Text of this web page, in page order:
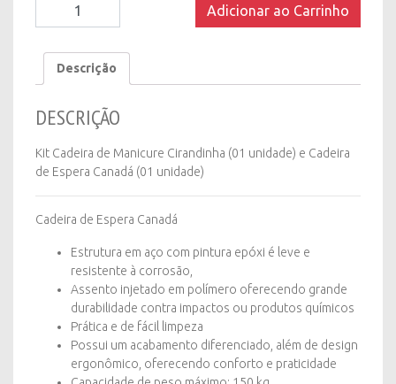
Manicure
quantity
Adicionar ao Carrinho
Descrição
DESCRIÇÃO
Kit Cadeira de Manicure Cirandinha (01 unidade) e Cadeira
de Espera Canadá (01 unidade)
Cadeira de Espera Canadá
Estrutura em aço com pintura epóxi é leve e
resistente à corrosão,
Assento injetado em polímero oferecendo grande
durabilidade contra impactos ou produtos químicos
Prática e de fácil limpeza
Possui um acabamento diferenciado, além de design
ergonômico, oferecendo conforto e praticidade